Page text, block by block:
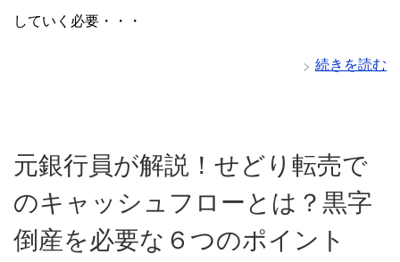
していく必要・・・
続きを読む
元銀行員が解説！せどり転売で
のキャッシュフローとは？黒字
倒産を必要な６つのポイント